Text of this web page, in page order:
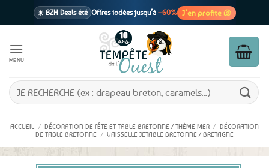
☀️ BZH Deals été Offres iodées jusqu’à –60% J’en profite 🐚
1 cadeau offertdès 39€ d’achats
En point relais dès 3,95€ seulement
MENU
Recherche
pour :
ACCUEIL / DÉCORATION DE FÊTE ET TABLE BRETONNE / THÈME MER / DÉCORATION
DE TABLE BRETONNE
/ VAISSELLE JETABLE BRETONNE / BRETAGNE